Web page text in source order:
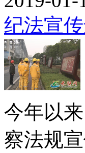
纪法宣
今年以
察法规